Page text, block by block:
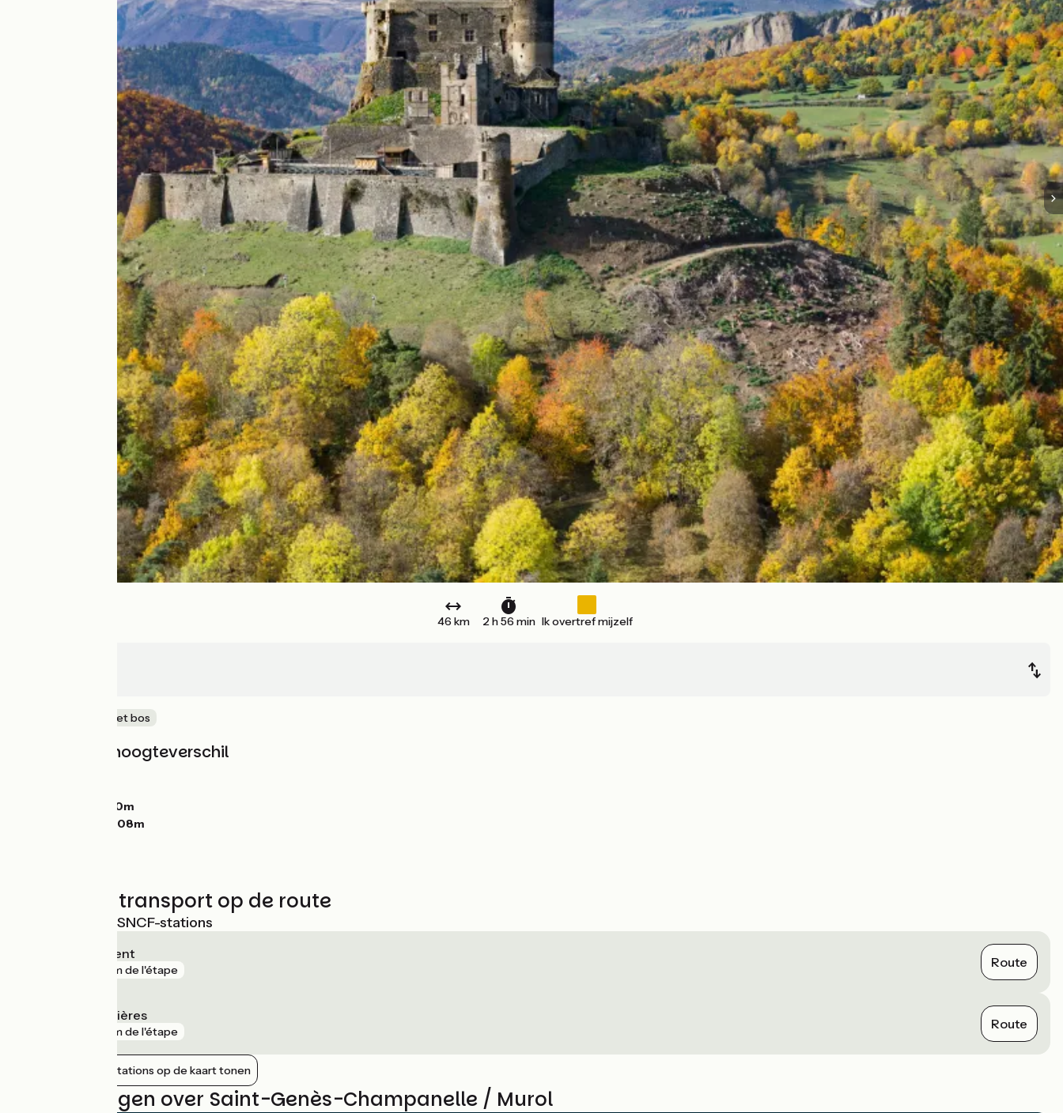
46 km 2 h 56 min Ik overtref mijzelf
In het bos
Hellingen en hoogteverschil
810m
1208m
Treinen en transport op de route
Dichtstbijzijnde SNCF-stations
Durtol - Nohanent
4 km de l'étape Route
Royat - Chamalières
4 km de l'étape Route
Nabijgelegen stations op de kaart tonen
Beoordelingen over Saint-Genès-Champanelle / Murol